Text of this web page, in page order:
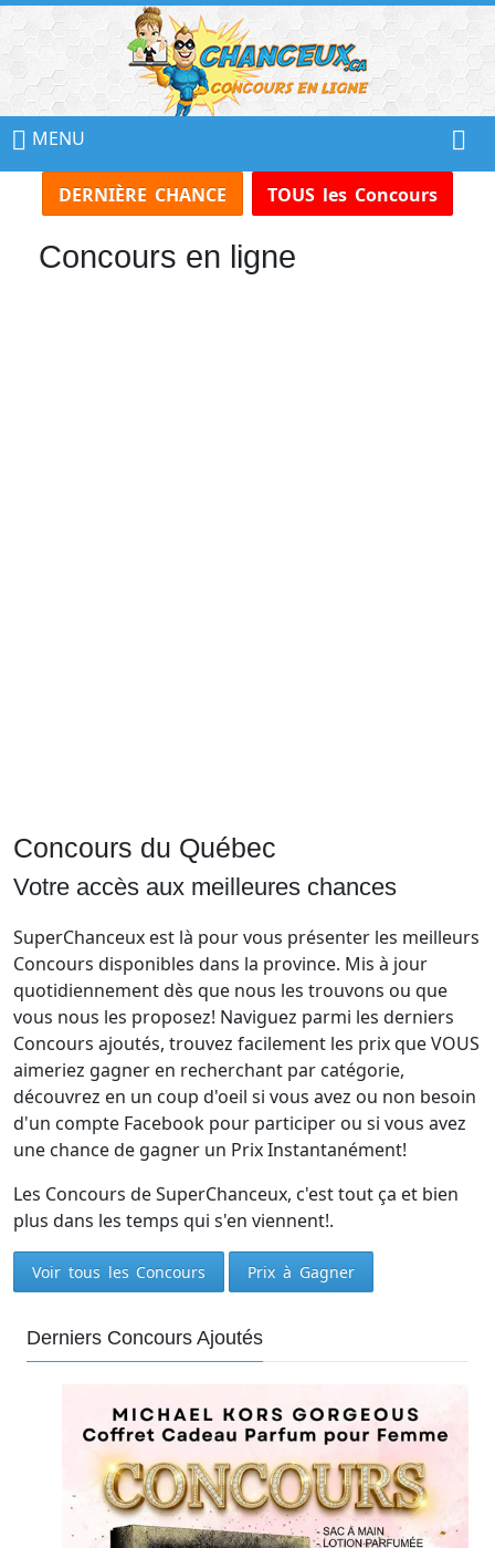
MENU
DERNIÈRE CHANCE TOUS les Concours
Concours en ligne
Concours du Québec
Votre accès aux meilleures chances
SuperChanceux est là pour vous présenter les meilleurs
Concours disponibles dans la province. Mis à jour
quotidiennement dès que nous les trouvons ou que
vous nous les proposez! Naviguez parmi les derniers
Concours ajoutés, trouvez facilement les prix que VOUS
aimeriez gagner en recherchant par catégorie,
découvrez en un coup d'oeil si vous avez ou non besoin
d'un compte Facebook pour participer ou si vous avez
une chance de gagner un Prix Instantanément!
Les Concours de SuperChanceux, c'est tout ça et bien
plus dans les temps qui s'en viennent!.
Voir tous les Concours Prix à Gagner
Derniers Concours Ajoutés
📢
Ne
Manquez
Aucun
Concours!